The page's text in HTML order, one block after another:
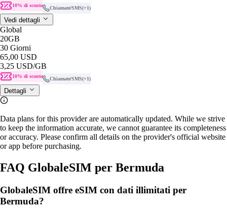
10% di sconto Chiamate/SMS(+1)
Vedi dettagli
Global
20GB
30 Giorni
65,00 USD
3,25 USD/GB
10% di sconto Chiamate/SMS(+1)
Dettagli
Data plans for this provider are automatically updated. While we strive
to keep the information accurate, we cannot guarantee its completeness
or accuracy. Please confirm all details on the provider's official website
or app before purchasing.
FAQ GlobaleSIM per Bermuda
GlobaleSIM offre eSIM con dati illimitati per
Bermuda?